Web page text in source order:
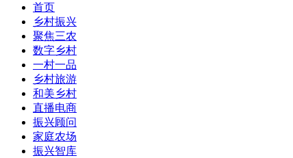
首页
乡村振兴
聚焦三农
数字乡村
一村一品
乡村旅游
和美乡村
直播电商
振兴顾问
家庭农场
振兴智库